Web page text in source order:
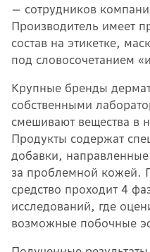
— сотрудников
Производитель имеет
состав на этикетке,
под словосочетанием
Крупные бренды
собственными
смешивают вещества в
Продукты содержат
добавки,
за проблемной кожей.
средство проходит 4
исследований, где
возможные побочные